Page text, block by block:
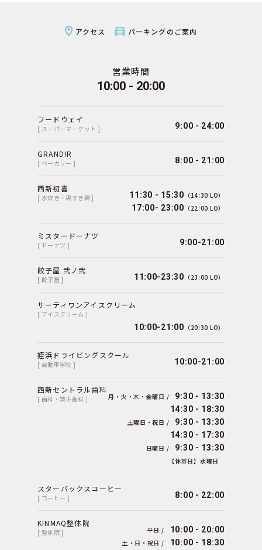
アクセス パーキングのご案内
営業時間
10:00 - 20:00
フードウェイ
[ スーパーマーケット ] 9:00 - 24:00
GRANDIR
[ ベーカリー ] 8:00 - 21:00
西新初喜
[ 水炊き・鶏すき鍋 ] 11:30 - 15:30 （14:30 LO）
17:00- 23:00 （22:00 LO）
ミスタードーナツ
[ ドーナツ ] 9:00-21:00
餃子屋 弐ノ弐
[ 餃子屋 ] 11:00-23:30 （23:00 LO）
サーティワンアイスクリーム
[ アイスクリーム ]
10:00-21:00 （20:30 LO）
姪浜ドライビングスクール
[ 自動車学校 ] 10:00-21:00
西新セントラル歯科
[ 歯科・矯正歯科 ] 月・火・木・金曜日 /
9:30 - 13:30
14:30 - 18:30
土曜日・祝日 /
9:30 - 13:30
14:30 - 17:30
日曜日 / 9:30 - 13:30
【休診日】水曜日
スターバックスコーヒー
[ コーヒー ] 8:00 - 22:00
KINMAQ整体院
[ 整体院 ] 平日 / 10:00 - 20:00
土・日・祝日 / 10:00 - 18:30